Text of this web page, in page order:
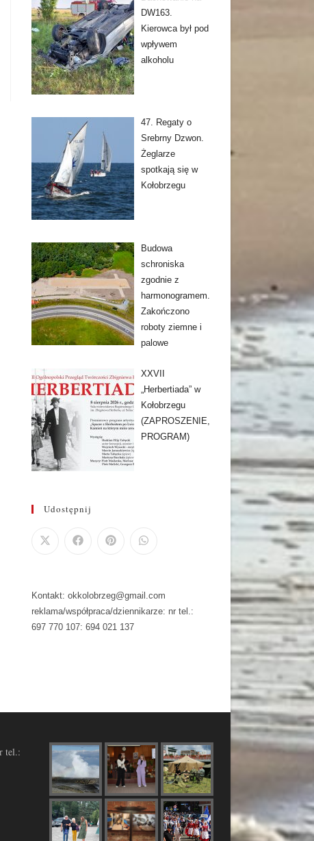
DW163.
Kierowca był pod
wpływem
alkoholu
47. Regaty o
Srebrny Dzwon.
Żeglarze
spotkają się w
Kołobrzegu
Budowa
schroniska
zgodnie z
harmonogramem.
Zakończono
roboty ziemne i
palowe
XXVII
„Herbertiada” w
Kołobrzegu
(ZAPROSZENIE,
PROGRAM)
Udostępnij
Kontakt: okkolobrzeg@gmail.com
reklama/współpraca/dziennikarze: nr tel.:
697 770 107: 694 021 137
tel.: